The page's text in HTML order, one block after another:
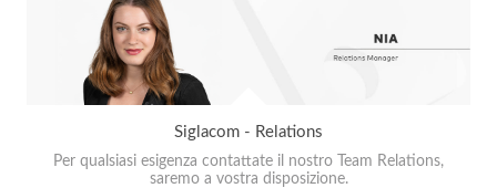
Siglacom - Relations
Per qualsiasi esigenza contattate il nostro Team Relations,
saremo a vostra disposizione.